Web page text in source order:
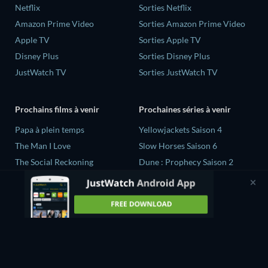
Netflix
Amazon Prime Video
Apple TV
Disney Plus
JustWatch TV
Sorties Netflix
Sorties Amazon Prime Video
Sorties Apple TV
Sorties Disney Plus
Sorties JustWatch TV
Prochains films à venir
‎Papa à plein temps
The Man I Love
The Social Reckoning
La Conscience politique
Vacarme
Prochaines séries à venir
Yellowjackets Saison 4
Slow Horses Saison 6
Dune : Prophecy Saison 2
The Gentlemen Saison 2
Love Is Blind: UK Saison 3